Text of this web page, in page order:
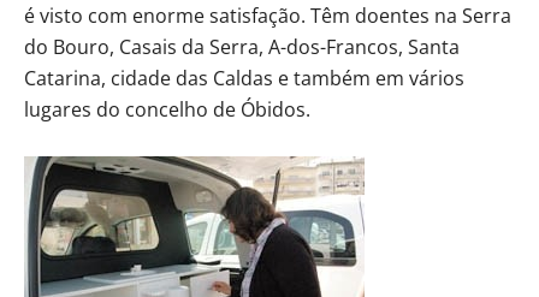
é visto com enorme satisfação. Têm doentes na Serra
do Bouro, Casais da Serra, A-dos-Francos, Santa
Catarina, cidade das Caldas e também em vários
lugares do concelho de Óbidos.